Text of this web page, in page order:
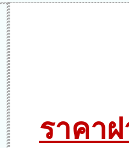
ราคา